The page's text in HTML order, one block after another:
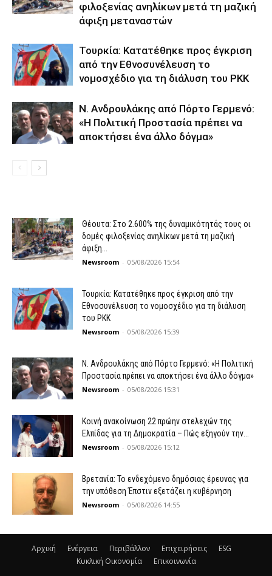
φιλοξενίας ανηλίκων μετά τη μαζική
άφιξη μεταναστών
Τουρκία: Κατατέθηκε προς έγκριση
από την Εθνοσυνέλευση το
νομοσχέδιο για τη διάλυση του PKK
N. Ανδρουλάκης από Πόρτο Γερμενό:
«Η Πολιτική Προστασία πρέπει να
αποκτήσει ένα άλλο δόγμα»
Θέουτα: Στο 2.600% της δυναμικότητάς τους οι
δομές φιλοξενίας ανηλίκων μετά τη μαζική
άφιξη...
Newsroom - 05/08/2026 15:54
Τουρκία: Κατατέθηκε προς έγκριση από την
Εθνοσυνέλευση το νομοσχέδιο για τη διάλυση
του PKK
Newsroom - 05/08/2026 15:39
N. Ανδρουλάκης από Πόρτο Γερμενό: «Η Πολιτική
Προστασία πρέπει να αποκτήσει ένα άλλο δόγμα»
Newsroom - 05/08/2026 15:31
Κοινή ανακοίνωση 22 πρώην στελεχών της
Ελπίδας για τη Δημοκρατία – Πώς εξηγούν την...
Newsroom - 05/08/2026 15:12
Βρετανία: Το ενδεχόμενο δημόσιας έρευνας για
την υπόθεση Έπστιν εξετάζει η κυβέρνηση
Newsroom - 05/08/2026 14:55
Αρχική Ενέργεια Περιβάλλον Επιχειρήσεις
ESG
Κυκλική Οικονομία
Επικοινωνία